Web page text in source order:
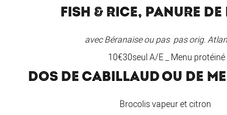
FISH & RICE, PANURE DE
avec Béranaise ou pas pas orig.
10€30seul A/E _ Menu protéiné
DOS DE CABILLAUD OU DE
Brocolis vapeur et citron